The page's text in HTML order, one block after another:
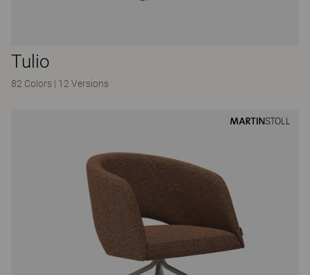
Tulio
82 Colors | 12 Versions